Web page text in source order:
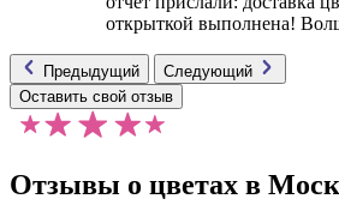
открыткой выполнена!
Предыдущий
Следующий
Оставить свой отзыв
Отзывы о цветах в